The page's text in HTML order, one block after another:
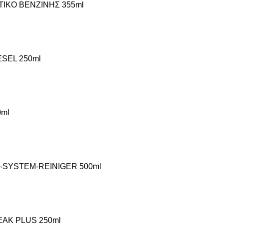
ΒΕΝΖΙΝΗΣ 355ml
250ml
REINIGER 500ml
PLUS 250ml